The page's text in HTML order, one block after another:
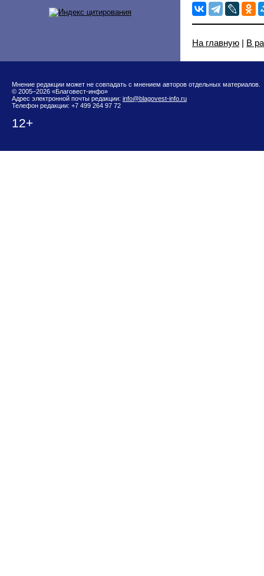
На главную | В
Мнение редакции может не совпадать с мнением авторов отдельных материалов.
© 2005–2026 «Благовест-инфо»
Адрес электронной почты редакции: info@blagovest-info.ru
Телефон редакции: +7 499 264 97 72
12+